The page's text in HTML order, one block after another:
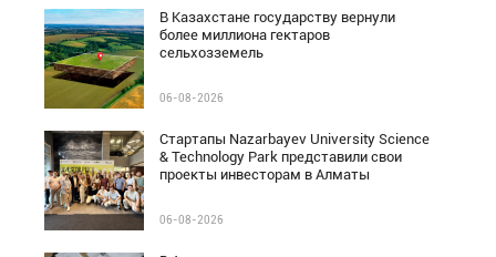
В Казахстане государству вернули
более миллиона гектаров
сельхозземель
06-08-2026
Стартапы Nazarbayev University Science
& Technology Park представили свои
проекты инвесторам в Алматы
06-08-2026